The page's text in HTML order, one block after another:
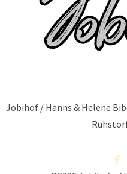
Jobihof / Hanns & Helene